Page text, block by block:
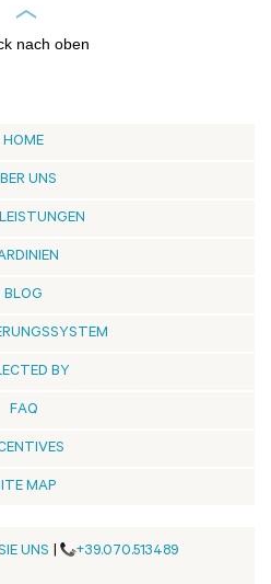
nach oben
HOME
UNS
BLOG
BY
FAQ
MAP
UNS | +39.070.513489